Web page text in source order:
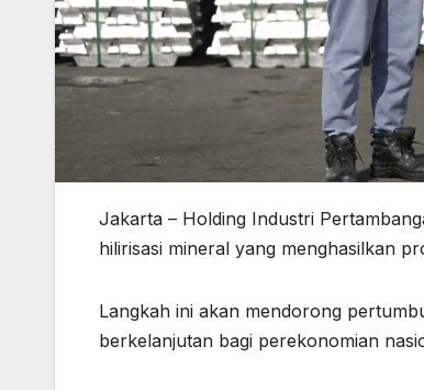
Jakarta – Holding Industri
hilirisasi mineral yang menghasilkan
Langkah ini akan mendorong
berkelanjutan bagi perekonomian